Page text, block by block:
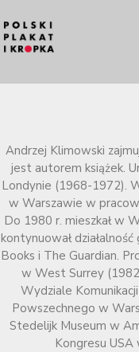
Andrzej Klimowski
jest autorem książek.
Londynie (1968-1972).
w Warszawie w
Do 1980 r. mieszkał w
kontynuował
Books i The Guardian.
w West Surrey
Wydziale
Powszechnego w
Stedelijk Museum w
Kongresu